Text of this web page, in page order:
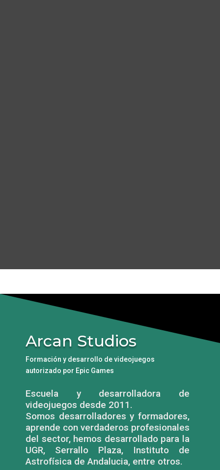
Arcan Studios
Formación y desarrollo de videojuegos
autorizado por Epic Games
Escuela y desarrolladora de
videojuegos desde 2011.
Somos desarrolladores y formadores,
aprende con verdaderos profesionales
del sector, hemos desarrollado para la
UGR, Serrallo Plaza, Instituto de
Astrofísica de Andalucia, entre otros.